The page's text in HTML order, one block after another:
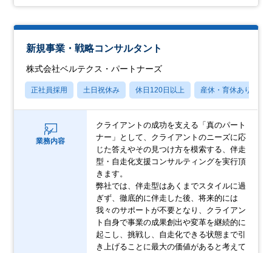
新規事業・戦略コンサルタント
株式会社ベルテクス・パートナーズ
正社員採用 土日祝休み 休日120日以上 産休・育休あり
業務内容
クライアントの成功を支える「真のパート
ナー」として、クライアントのニーズに応
じた答えやその見つけ方を模索する、伴走
型・自走化支援コンサルティングを実行頂
きます。
弊社では、伴走型はあくまでスタイルに過
ぎず、徹底的に伴走した後、将来的には
我々のサポートが不要となり、クライアン
ト自身で事業の成果創出や変革を継続的に
起こし、挑戦し、自走化できる状態まで引
き上げることに最大の価値があると考えて